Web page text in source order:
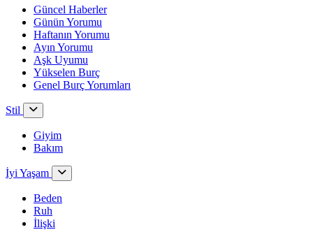
Güncel Haberler
Günün Yorumu
Haftanın Yorumu
Ayın Yorumu
Aşk Uyumu
Yükselen Burç
Genel Burç Yorumları
Stil
Giyim
Bakım
İyi Yaşam
Beden
Ruh
İlişki